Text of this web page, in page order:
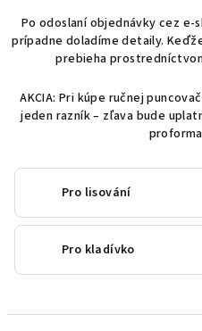
Po odoslaní objednávky cez
prípadne doladíme detaily.
prebieha
AKCIA: Pri kúpe ručnej
jeden razník – zľava bude
Pro lisování
Pro kladívko